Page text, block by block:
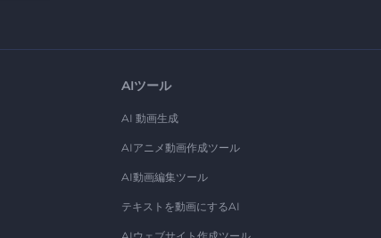
AIツール
AI 動画生成
AIアニメ動画作成ツール
AI動画編集ツール
テキストを動画にするAI